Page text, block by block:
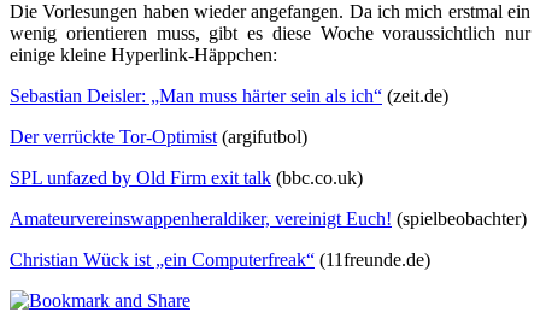
Die Vorlesungen haben wieder angefangen. Da ich mich erstmal ein
wenig orientieren muss, gibt es diese Woche voraussichtlich nur
einige kleine Hyperlink-Häppchen:
Sebastian Deisler: „Man muss härter sein als ich“ (zeit.de)
Der verrückte Tor-Optimist (argifutbol)
SPL unfazed by Old Firm exit talk (bbc.co.uk)
Amateurvereinswappenheraldiker, vereinigt Euch! (spielbeobachter)
Christian Wück ist „ein Computerfreak“ (11freunde.de)